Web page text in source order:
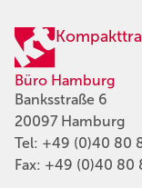
Büro Hamburg
Banksstraße 6
20097 Hamburg
Tel: +49 (0)40 80
Fax: +49 (0)40 80